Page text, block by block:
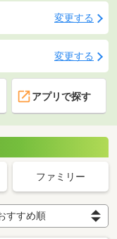
変更する
変更する
アプリで探す
ファミリー